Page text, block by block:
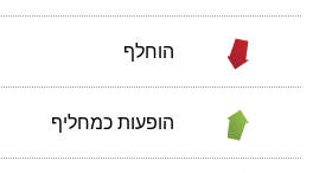
הוחלף
הופעות כמחליף